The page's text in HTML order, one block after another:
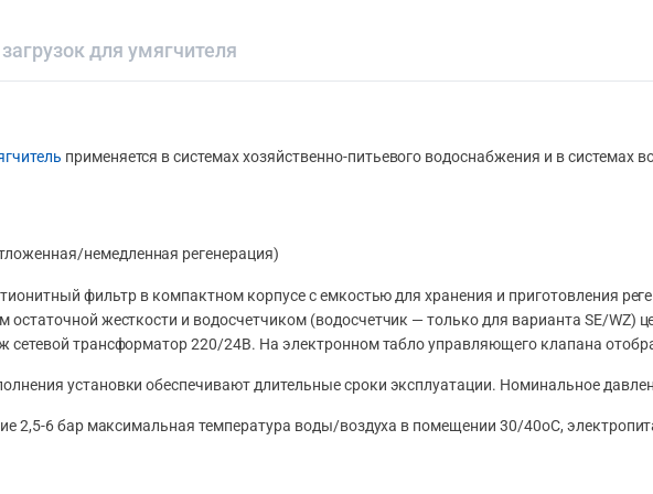
для умягчителя
применяется в системах хозяйственно-питьевого водоснабжения и в системах
немедленная регенерация)
фильтр в компактном корпусе с емкостью для хранения и приготовления
остаточной жесткости и водосчетчиком (водосчетчик — только для варианта SE/
трансформатор 220/24В. На электронном табло управляющего клапана
установки обеспечивают длительные сроки эксплуатации. Номинальное
2,5-6 бар максимальная температура воды/воздуха в помещении 30/40оС,